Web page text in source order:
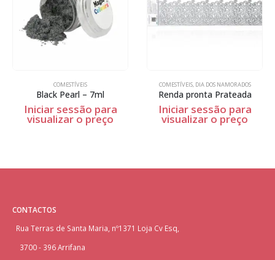
COMESTÍVEIS
Black Pearl – 7ml
Iniciar sessão para
visualizar o preço
COMESTÍVEIS, DIA DOS NAMORADOS
Renda pronta Prateada
Iniciar sessão para
visualizar o preço
CONTACTOS
Rua Terras de Santa Maria, nº1371 Loja Cv Esq,
3700 - 396 Arrifana